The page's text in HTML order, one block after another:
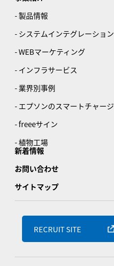
- 製品情報
- システムインテグレーション
- WEBマーケティング
- インフラサービス
- 業界別事例
- エプソンのスマートチャージ
- freeeサイン
- 植物工場
新着情報
お問い合わせ
サイトマップ
RECRUIT SITE